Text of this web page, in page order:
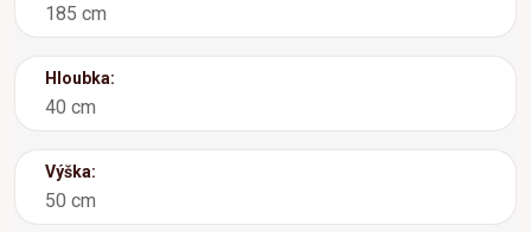
185 cm
Hloubka:
40 cm
Výška:
50 cm